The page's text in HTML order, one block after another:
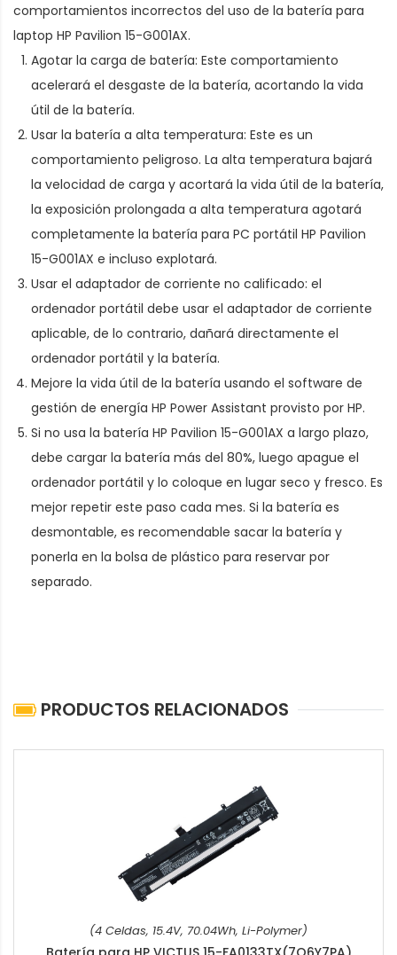
comportamientos incorrectos del uso de la batería para
laptop HP Pavilion 15-G001AX.
Agotar la carga de batería: Este comportamiento
acelerará el desgaste de la batería, acortando la vida
útil de la batería.
Usar la batería a alta temperatura: Este es un
comportamiento peligroso. La alta temperatura bajará
la velocidad de carga y acortará la vida útil de la batería,
la exposición prolongada a alta temperatura agotará
completamente la batería para PC portátil HP Pavilion
15-G001AX e incluso explotará.
Usar el adaptador de corriente no calificado: el
ordenador portátil debe usar el adaptador de corriente
aplicable, de lo contrario, dañará directamente el
ordenador portátil y la batería.
Mejore la vida útil de la batería usando el software de
gestión de energía HP Power Assistant provisto por HP.
Si no usa la batería HP Pavilion 15-G001AX a largo plazo,
debe cargar la batería más del 80%, luego apague el
ordenador portátil y lo coloque en lugar seco y fresco. Es
mejor repetir este paso cada mes. Si la batería es
desmontable, es recomendable sacar la batería y
ponerla en la bolsa de plástico para reservar por
separado.
PRODUCTOS RELACIONADOS
(4 Celdas, 15.4V, 70.04Wh, Li-Polymer)